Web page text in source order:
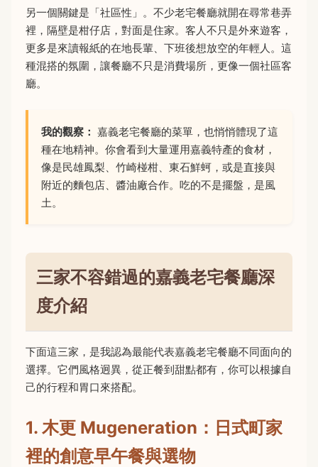
另一個關鍵是「社區性」。不少老宅餐廳就開在尋常巷弄
裡，隔壁是柑仔店，對面是住家。客人不只是外來遊客，
更多是來讀報紙的在地長輩、下班後想放空的年輕人。這
種混搭的氛圍，讓餐廳不只是消費場所，更像一個社區客
廳。
我的觀察： 嘉義老宅餐廳的菜單，也悄悄體現了這
種在地精神。你會看到大量運用嘉義特產的食材，
像是民雄鳳梨、竹崎椪柑、東石鮮蚵，或是直接與
附近的麵包店、醬油廠合作。吃的不是擺盤，是風
土。
三家不容錯過的嘉義老宅餐廳深
度介紹
下面這三家，是我認為最能代表嘉義老宅餐廳不同面向的
選擇。它們風格迥異，從正餐到甜點都有，你可以根據自
己的行程和胃口來搭配。
1. 木更 Mugeneration：日式町家
裡的創意早午餐與選物